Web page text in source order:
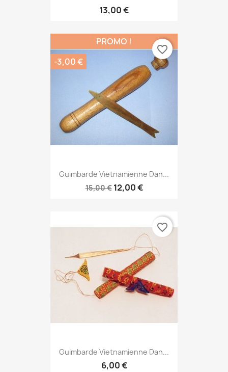
13,00 €
Guimbarde Vietnamienne Dan...
15,00 € 12,00 €
PROMO !
-3,00 €
favorite_border
Guimbarde Vietnamienne Dan...
6,00 €
favorite_border